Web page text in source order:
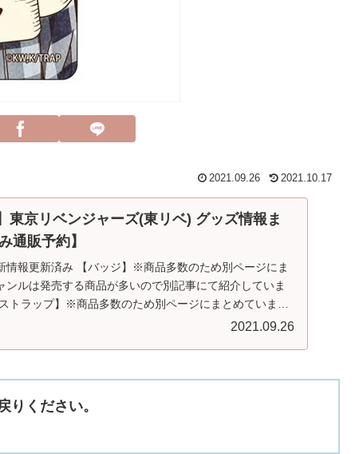
2021.09.26 2021.10.17
東京リベンジャーズ(東リベ) グッズ情報ま
通販予約】
情報更新済み 【バッジ】※商品多数のため別ページにま
ンルは発売する商品が多いので別記事にて紹介していま
トラップ】※商品多数のため別ページにまとめていま
2021.09.26
りください。